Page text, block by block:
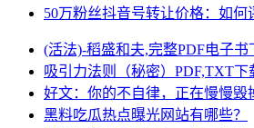
50万粉丝抖音号转让价格：如何
(活法)-稻盛和夫,完整PDF电子书
吸引力法则（秘密）PDF,TXT下
好文：你的不自律，正在慢慢毁
黑料吃瓜热点曝光网站有哪些？